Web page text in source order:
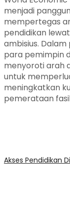
menjadi
mempertegas
pendidikan
ambisius. Dalam
para pemimpin
menyoroti arah
untuk
meningkatkan
pemerataan
Akses Pendidikan